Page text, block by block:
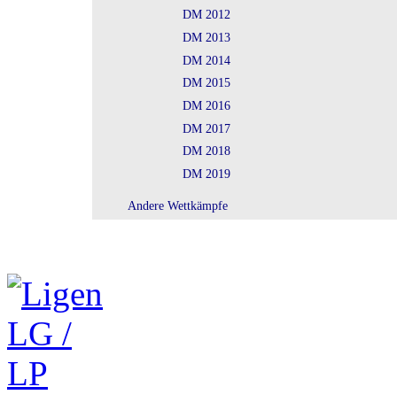
DM 2012
DM 2013
DM 2014
DM 2015
DM 2016
DM 2017
DM 2018
DM 2019
Andere Wettkämpfe